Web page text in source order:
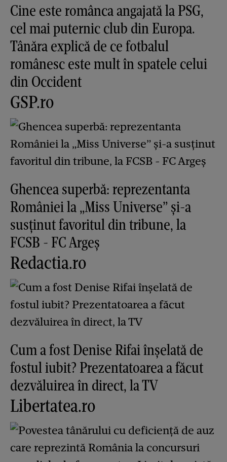
Cine este românca angajată la PSG,
cel mai puternic club din Europa.
Tânăra explică de ce fotbalul
românesc este mult în spatele celui
din Occident
GSP.ro
Ghencea superbă: reprezentanta
României la „Miss Universe” și-a
susținut favoritul din tribune, la
FCSB - FC Argeș
Redactia.ro
Cum a fost Denise Rifai înșelată de
fostul iubit? Prezentatoarea a făcut
dezvăluirea în direct, la TV
Libertatea.ro